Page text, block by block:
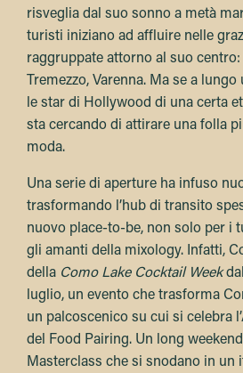
risveglia dal suo sonno a metà
turisti iniziano ad affluire nelle
raggruppate attorno al suo
Tremezzo, Varenna. Ma se a
le star di Hollywood di una certa
sta cercando di attirare una folla
moda.
Una serie di aperture ha infuso
trasformando l’hub di transito
nuovo place-to-be, non solo per i
gli amanti della mixology. Infatti,
della Como Lake Cocktail Week
luglio, un evento che trasforma
un palcoscenico su cui si celebra
del Food Pairing. Un long
Masterclass che si snodano in un